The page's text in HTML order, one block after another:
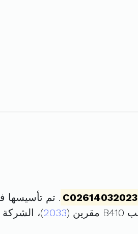
C02614032023 . تم تأسيسها في 4 سبتمبر 2023 برأس
2033)،